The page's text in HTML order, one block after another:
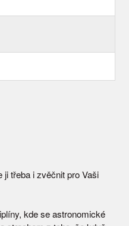
třeba i zvěčnit pro Vaši
kde se astronomické